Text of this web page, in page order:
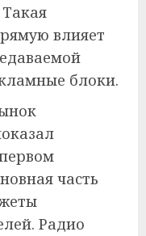
влияет
блоки.
часть
Радио